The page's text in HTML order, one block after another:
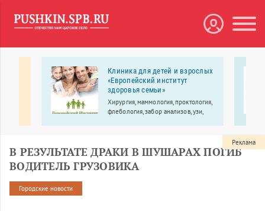
Клиника для детей и взрослых
«Европейский институт
здоровья семьи»
Хирургия, маммология, проктология,
флебология, забор анализов, узи,
В РЕЗУЛЬТАТЕ ДРАКИ В ШУШАРАХ ПОГИБ
ВОДИТЕЛЬ ГРУЗОВИКА
Городские новости
Реклама